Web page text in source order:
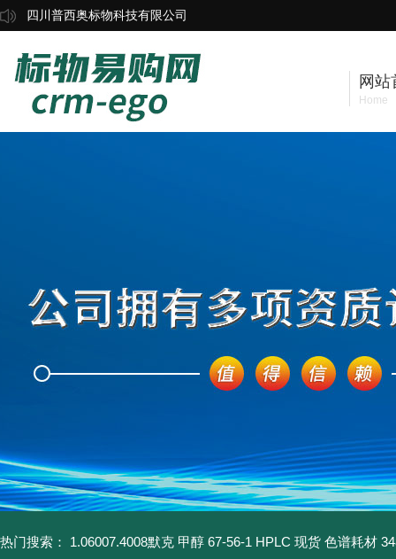
四川普西奥标物科技有限公司
网站
Home
热门搜索： 1.06007.4008默克 甲醇 67-56-1 HPLC 现货 色谱耗材